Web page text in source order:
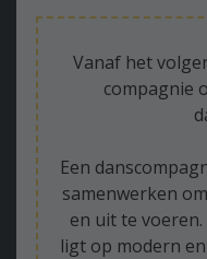
Vanaf het
compagnie
Een
samenwerken
en uit te
ligt op modern